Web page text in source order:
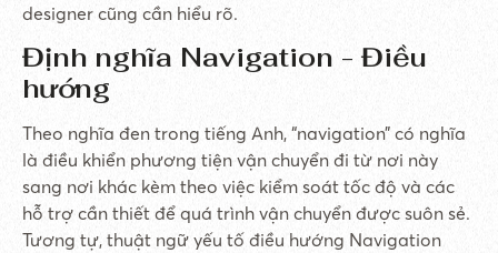
designer cũng cần hiểu rõ.
Định nghĩa Navigation - Điều
hướng
Theo nghĩa đen trong tiếng Anh, “navigation” có nghĩa
là điều khiển phương tiện vận chuyển đi từ nơi này
sang nơi khác kèm theo việc kiểm soát tốc độ và các
hỗ trợ cần thiết để quá trình vận chuyển được suôn sẻ.
Tương tự, thuật ngữ yếu tố điều hướng Navigation